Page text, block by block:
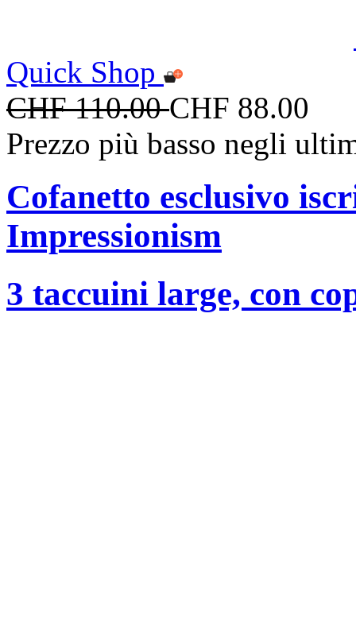
Quick Shop
CHF 110.00CHF 88.00
Prezzo più basso negli
Cofanetto esclusivo
Impressionism
3 taccuini large, con